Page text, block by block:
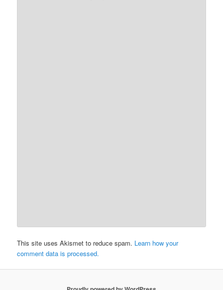
This site uses Akismet to reduce spam. Learn how your
comment data is processed.